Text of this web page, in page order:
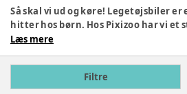
Så skal vi ud og køre! Legetøjsbiler
hitter hos børn. Hos Pixizoo har vi
i forskellige farver og materialer til
som Bruder, Siku og BRIO. Se hele
legetøjsbiler og el biler til børn
Læs mere
Filtre